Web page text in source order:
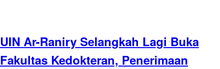
UIN Ar-Raniry Selangkah Lagi Buka
Fakultas Kedokteran, Penerimaan